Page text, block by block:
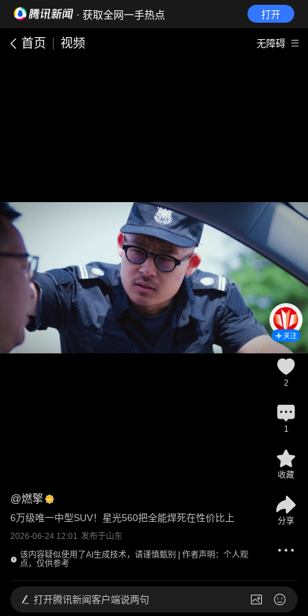
· 获取全网一手热点 打开
首页 视频 无障碍
@燃擎
6万级唯一中型SUV！星光560把全能焊死在性价比上
2026-06-24 12:01 发布于山东
该内容疑似使用了AI生成技术，请谨慎甄别 | 作者声明：个人观
点，仅供参考
关注
2
1
收藏
分享
打开腾讯新闻客户端说两句